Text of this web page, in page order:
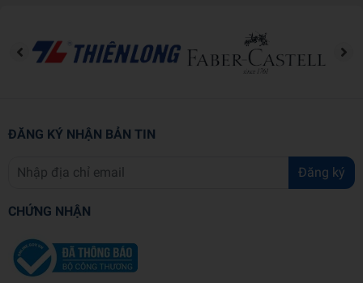
ĐĂNG KÝ NHẬN BẢN TIN
Đăng ký
CHỨNG NHẬN